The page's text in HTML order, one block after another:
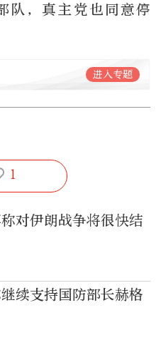
队，真主党也同意停
进入专题
1
对伊朗战争将很快结
续支持国防部长赫格